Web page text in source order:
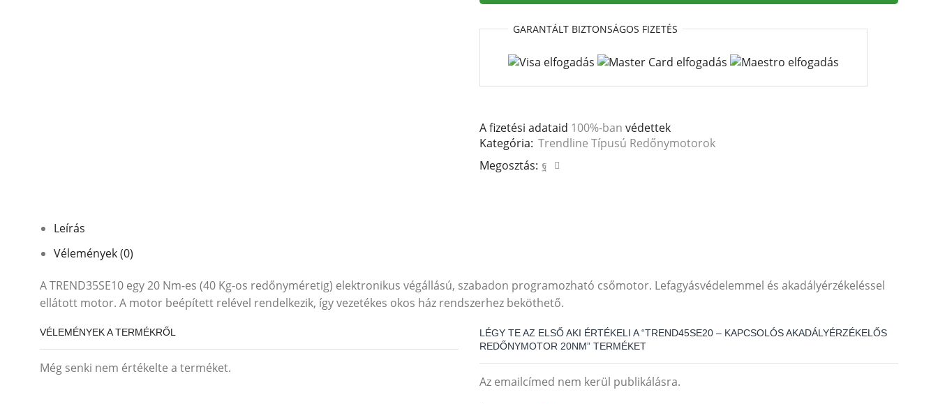
mennyiség
GARANTÁLT BIZTONSÁGOS FIZETÉS
A fizetési adataid 100%-ban védettek
Kategória: Trendline Típusú Redőnymotorok
Megosztás:
Leírás
Vélemények (0)
A TREND35SE10 egy 20 Nm-es (40 Kg-os redőnyméretig) elektronikus végállású, szabadon programozható csőmotor. Lefagyásvédelemmel és akadályérzékeléssel
ellátott motor. A motor beépített relével rendelkezik, így vezetékes okos ház rendszerhez beköthető.
VÉLEMÉNYEK A TERMÉKRŐL
Még senki nem értékelte a terméket.
LÉGY TE AZ ELSŐ AKI ÉRTÉKELI A “TREND45SE20 – KAPCSOLÓS AKADÁLYÉRZÉKELŐS
REDŐNYMOTOR 20NM” TERMÉKET
Az emailcímed nem kerül publikálásra.